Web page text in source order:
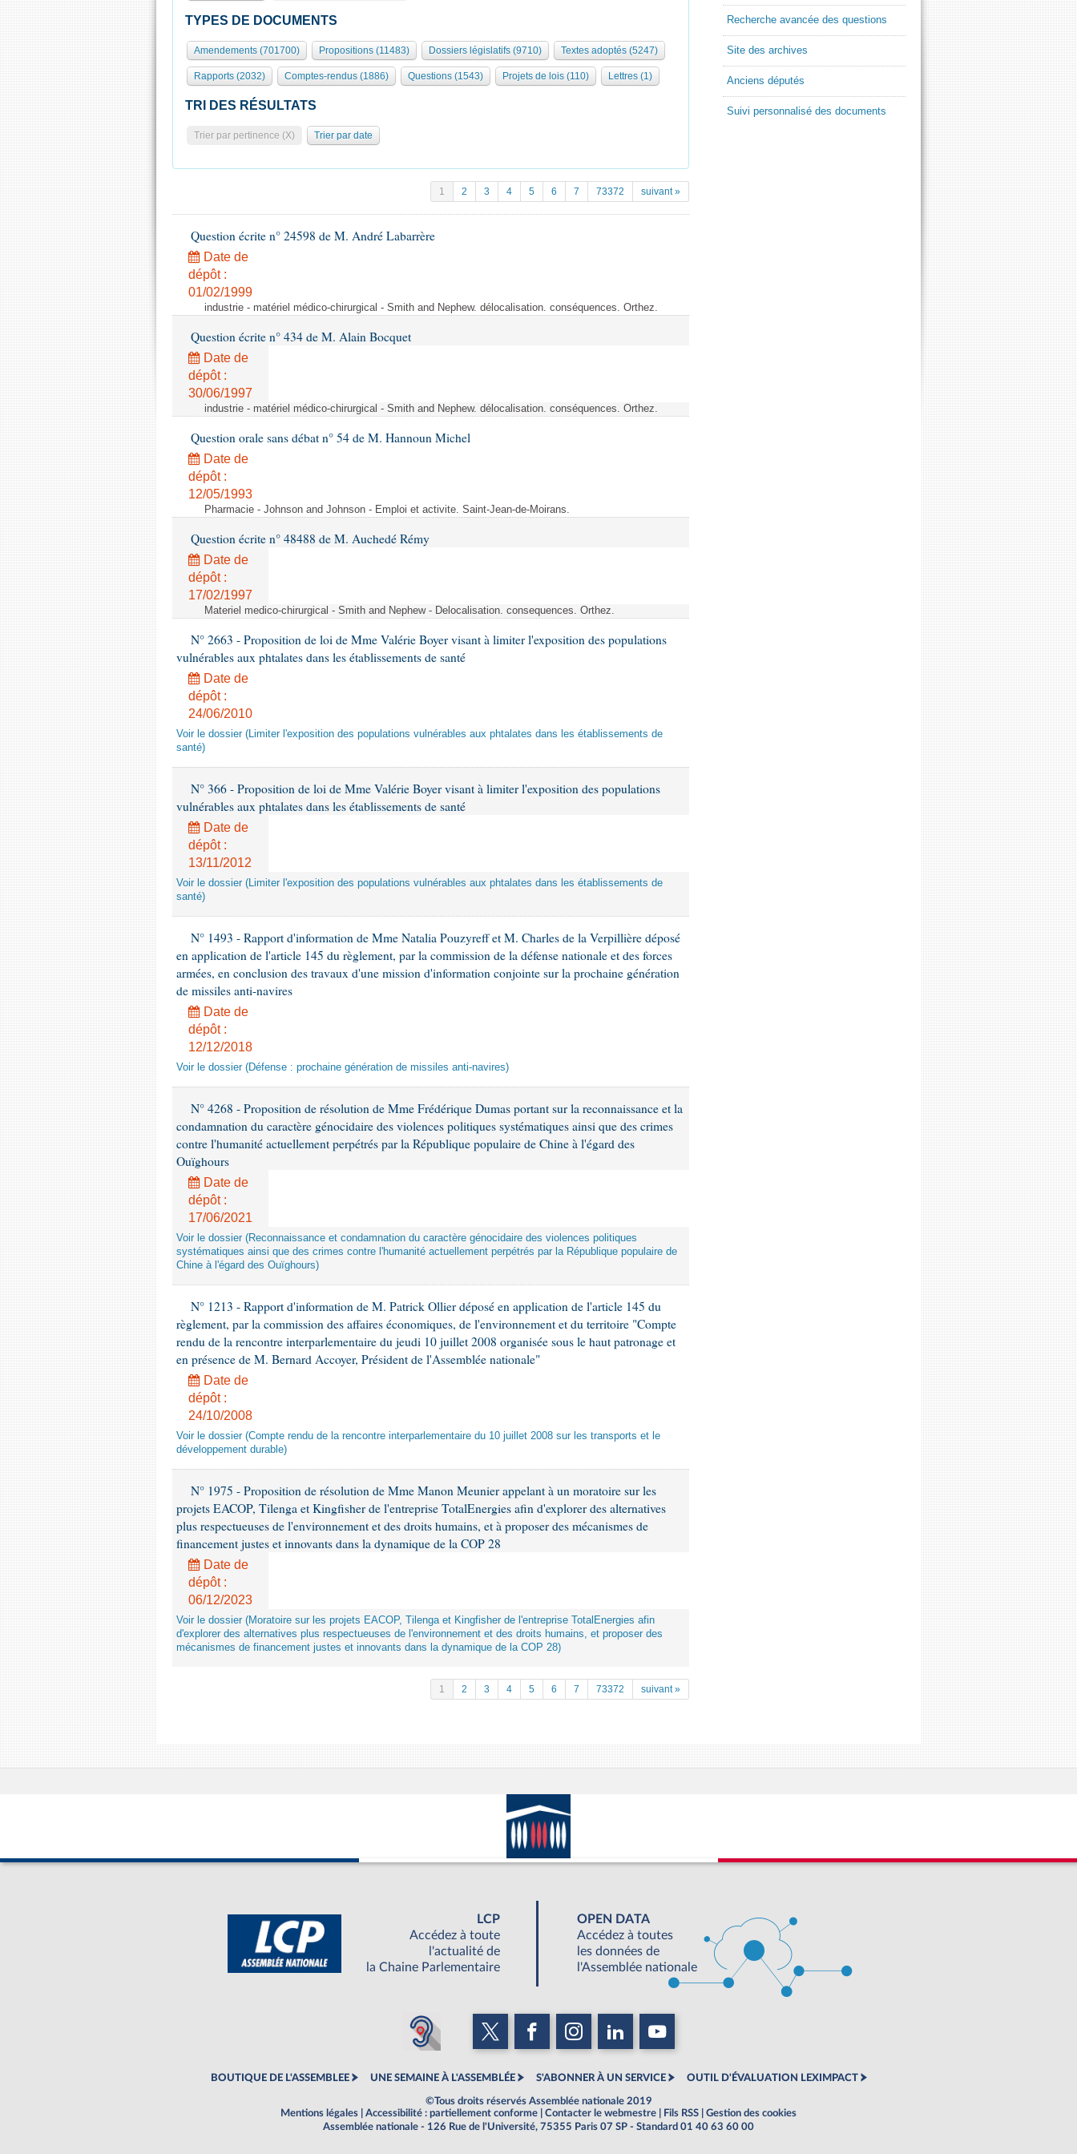
TYPES DE DOCUMENTS
Amendements (701700) Propositions (11483) Dossiers législatifs (9710) Textes adoptés (5247)
Rapports (2032) Comptes-rendus (1886) Questions (1543) Projets de lois (110) Lettres (1)
TRI DES RÉSULTATS
Trier par pertinence (X) Trier par date
1 2 3 4 5 6 7 73372 suivant »
Question écrite n° 24598 de M. André Labarrère
Date de
dépôt :
01/02/1999
industrie - matériel médico-chirurgical - Smith and Nephew. délocalisation. conséquences. Orthez.
Question écrite n° 434 de M. Alain Bocquet
Date de
dépôt :
30/06/1997
industrie - matériel médico-chirurgical - Smith and Nephew. délocalisation. conséquences. Orthez.
Question orale sans débat n° 54 de M. Hannoun Michel
Date de
dépôt :
12/05/1993
Pharmacie - Johnson and Johnson - Emploi et activite. Saint-Jean-de-Moirans.
Question écrite n° 48488 de M. Auchedé Rémy
Date de
dépôt :
17/02/1997
Materiel medico-chirurgical - Smith and Nephew - Delocalisation. consequences. Orthez.
N° 2663 - Proposition de loi de Mme Valérie Boyer visant à limiter l'exposition des populations
vulnérables aux phtalates dans les établissements de santé
Date de
dépôt :
24/06/2010
Voir le dossier (Limiter l'exposition des populations vulnérables aux phtalates dans les établissements de
santé)
N° 366 - Proposition de loi de Mme Valérie Boyer visant à limiter l'exposition des populations
vulnérables aux phtalates dans les établissements de santé
Date de
dépôt :
13/11/2012
Voir le dossier (Limiter l'exposition des populations vulnérables aux phtalates dans les établissements de
santé)
N° 1493 - Rapport d'information de Mme Natalia Pouzyreff et M. Charles de la Verpillière déposé
en application de l'article 145 du règlement, par la commission de la défense nationale et des forces
armées, en conclusion des travaux d'une mission d'information conjointe sur la prochaine génération
de missiles anti-navires
Date de
dépôt :
12/12/2018
Voir le dossier (Défense : prochaine génération de missiles anti-navires)
N° 4268 - Proposition de résolution de Mme Frédérique Dumas portant sur la reconnaissance et la
condamnation du caractère génocidaire des violences politiques systématiques ainsi que des crimes
contre l'humanité actuellement perpétrés par la République populaire de Chine à l'égard des
Ouïghours
Date de
dépôt :
17/06/2021
Voir le dossier (Reconnaissance et condamnation du caractère génocidaire des violences politiques
systématiques ainsi que des crimes contre l'humanité actuellement perpétrés par la République populaire de
Chine à l'égard des Ouïghours)
N° 1213 - Rapport d'information de M. Patrick Ollier déposé en application de l'article 145 du
règlement, par la commission des affaires économiques, de l'environnement et du territoire "Compte
rendu de la rencontre interparlementaire du jeudi 10 juillet 2008 organisée sous le haut patronage et
en présence de M. Bernard Accoyer, Président de l'Assemblée nationale"
Date de
dépôt :
24/10/2008
Voir le dossier (Compte rendu de la rencontre interparlementaire du 10 juillet 2008 sur les transports et le
développement durable)
N° 1975 - Proposition de résolution de Mme Manon Meunier appelant à un moratoire sur les
projets EACOP, Tilenga et Kingfisher de l'entreprise TotalEnergies afin d'explorer des alternatives
plus respectueuses de l'environnement et des droits humains, et à proposer des mécanismes de
financement justes et innovants dans la dynamique de la COP 28
Date de
dépôt :
06/12/2023
Voir le dossier (Moratoire sur les projets EACOP, Tilenga et Kingfisher de l'entreprise TotalEnergies afin
d'explorer des alternatives plus respectueuses de l'environnement et des droits humains, et proposer des
mécanismes de financement justes et innovants dans la dynamique de la COP 28)
1 2 3 4 5 6 7 73372 suivant »
Recherche avancée des questions
Site des archives
Anciens députés
Suivi personnalisé des documents
LCP
Accédez à toute
l'actualité de
la Chaine Parlementaire
OPEN DATA
Accédez à toutes
les données de
l'Assemblée nationale
BOUTIQUE DE L'ASSEMBLEE UNE SEMAINE À L'ASSEMBLÉE S'ABONNER À UN SERVICE OUTIL D'ÉVALUATION LEXIMPACT
©Tous droits réservés Assemblée nationale 2019
Mentions légales
Accessibilité : partiellement conforme Contacter le webmestre Fils RSS
Gestion des cookies
Assemblée nationale - 126 Rue de l'Université, 75355 Paris 07 SP - Standard 01 40 63 60 00